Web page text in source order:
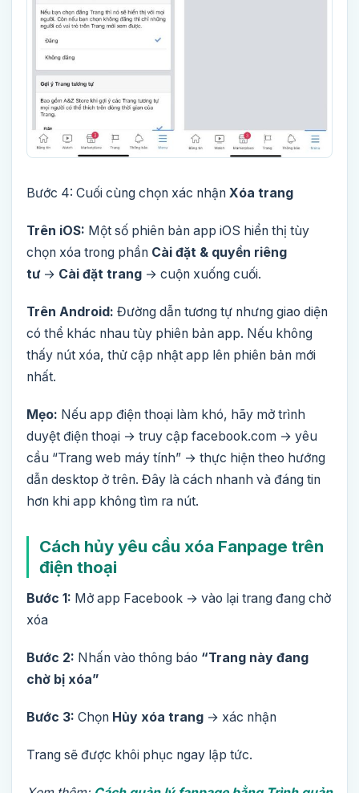
Bước 4: Cuối cùng chọn xác nhận Xóa trang
Trên iOS: Một số phiên bản app iOS hiển thị tùy
chọn xóa trong phần Cài đặt & quyền riêng
tư→ Cài đặt trang → cuộn xuống cuối.
Trên Android: Đường dẫn tương tự nhưng giao diện
có thể khác nhau tùy phiên bản app. Nếu không
thấy nút xóa, thử cập nhật app lên phiên bản mới
nhất.
Mẹo: Nếu app điện thoại làm khó, hãy mở trình
duyệt điện thoại → truy cập facebook.com → yêu
cầu “Trang web máy tính” → thực hiện theo hướng
dẫn desktop ở trên. Đây là cách nhanh và đáng tin
hơn khi app không tìm ra nút.
Cách hủy yêu cầu xóa Fanpage trên
điện thoại
Bước 1: Mở app Facebook → vào lại trang đang chờ
xóa
Bước 2: Nhấn vào thông báo “Trang này đang
chờ bị xóa”
Bước 3: Chọn Hủy xóa trang → xác nhận
Trang sẽ được khôi phục ngay lập tức.